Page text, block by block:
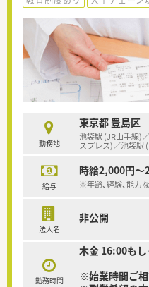
勤務地
東京都 豊島区
池袋駅 (JR山手線)
スプレス)／池袋駅 (
給与
時給2,000円～
※年齢、経験、能力
法人名
非公開
勤務時間
木金 16:00もし
※始業時間ご相